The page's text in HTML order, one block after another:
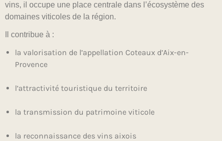
vins, il occupe une place centrale dans l’écosystème des
domaines viticoles de la région.
Il contribue à :
la valorisation de l’appellation Coteaux d’Aix-en-
Provence
l’attractivité touristique du territoire
la transmission du patrimoine viticole
la reconnaissance des vins aixois